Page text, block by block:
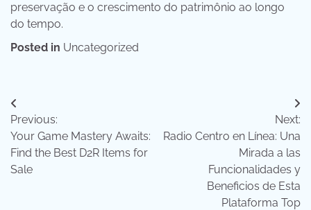
preservação e o crescimento do patrimônio ao longo
do tempo.
Posted in Uncategorized
Post
navigation
Previous:
Your Game Mastery Awaits:
Find the Best D2R Items for
Sale
Next:
Radio Centro en Línea: Una
Mirada a las
Funcionalidades y
Beneficios de Esta
Plataforma Top